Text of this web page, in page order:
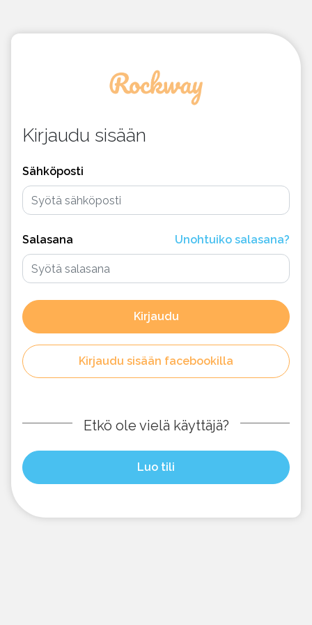
Kirjaudu sisään
Sähköposti
Salasana Unohtuiko salasana?
Kirjaudu
Kirjaudu sisään facebookilla
Etkö ole vielä käyttäjä?
Luo tili